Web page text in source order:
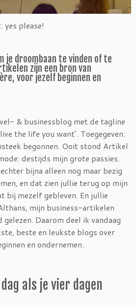
yes please!
je droombaan te vinden of te
zijn een bron van
voor jezelf beginnen en
& businessblog met de tagline
the life you want’. Toegegeven:
begonnen. Ooit stond Artikel
destijds mijn grote passies.
bijna alleen nog maar bezig
en dat zien jullie terug op mijn
bij mezelf gebleven. En jullie
mijn business-artikelen
Daarom deel ik vandaag
beste en leukste blogs over
en ondernemen.
als je vier dagen